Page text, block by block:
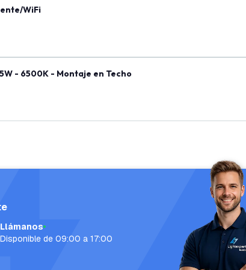
WiFi
- 6500K - Montaje en Techo
Llámanos
Disponible de 09:00 a 17:00